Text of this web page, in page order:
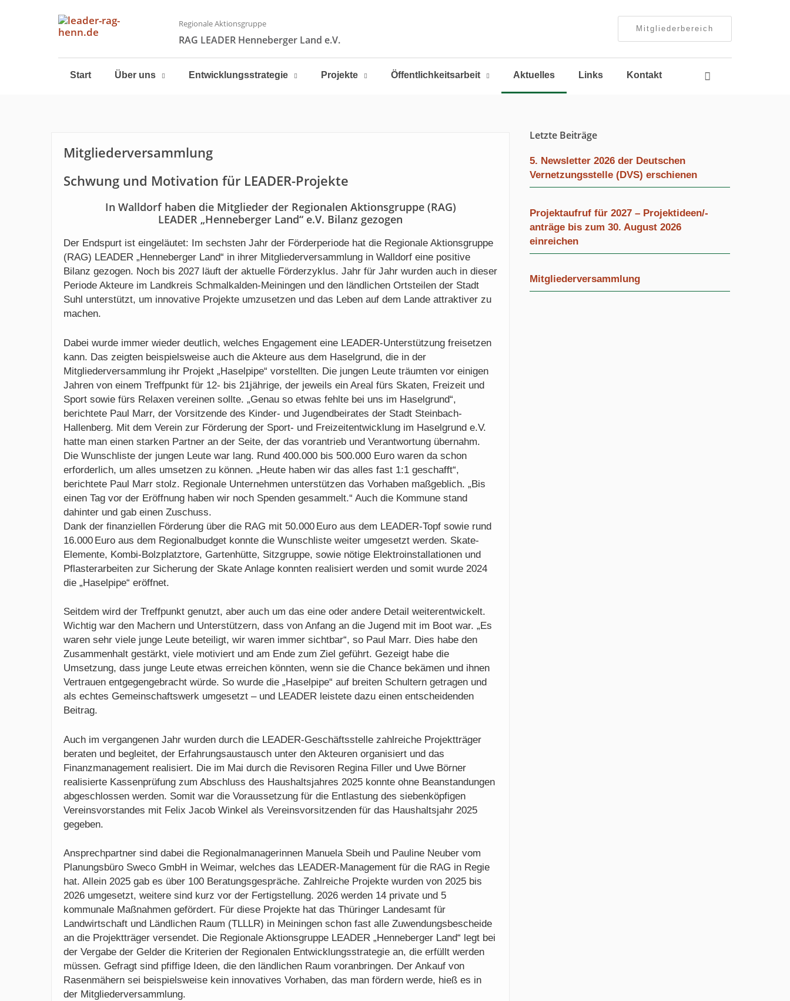
Regionale Aktionsgruppe
RAG LEADER Henneberger Land e.V.
Mitgliederbereich
überspringen
Start Über uns Entwicklungsstrategie Projekte Öffentlichkeitsarbeit Aktuelles Links Kontakt
Mitgliederversammlung
Schwung und Motivation für LEADER-Projekte
In Walldorf haben die Mitglieder der Regionalen Aktionsgruppe (RAG)
LEADER „Henneberger Land“ e.V. Bilanz gezogen
Der Endspurt ist eingeläutet: Im sechsten Jahr der Förderperiode hat die Regionale Aktionsgruppe
(RAG) LEADER „Henneberger Land“ in ihrer Mitgliederversammlung in Walldorf eine positive
Bilanz gezogen. Noch bis 2027 läuft der aktuelle Förderzyklus. Jahr für Jahr wurden auch in dieser
Periode Akteure im Landkreis Schmalkalden-Meiningen und den ländlichen Ortsteilen der Stadt
Suhl unterstützt, um innovative Projekte umzusetzen und das Leben auf dem Lande attraktiver zu
machen.
Dabei wurde immer wieder deutlich, welches Engagement eine LEADER-Unterstützung freisetzen
kann. Das zeigten beispielsweise auch die Akteure aus dem Haselgrund, die in der
Mitgliederversammlung ihr Projekt „Haselpipe“ vorstellten. Die jungen Leute träumten vor einigen
Jahren von einem Treffpunkt für 12- bis 21jährige, der jeweils ein Areal fürs Skaten, Freizeit und
Sport sowie fürs Relaxen vereinen sollte. „Genau so etwas fehlte bei uns im Haselgrund“,
berichtete Paul Marr, der Vorsitzende des Kinder- und Jugendbeirates der Stadt Steinbach-
Hallenberg. Mit dem Verein zur Förderung der Sport- und Freizeitentwicklung im Haselgrund e.V.
hatte man einen starken Partner an der Seite, der das vorantrieb und Verantwortung übernahm.
Die Wunschliste der jungen Leute war lang. Rund 400.000 bis 500.000 Euro waren da schon
erforderlich, um alles umsetzen zu können. „Heute haben wir das alles fast 1:1 geschafft“,
berichtete Paul Marr stolz. Regionale Unternehmen unterstützen das Vorhaben maßgeblich. „Bis
einen Tag vor der Eröffnung haben wir noch Spenden gesammelt.“ Auch die Kommune stand
dahinter und gab einen Zuschuss.
Dank der finanziellen Förderung über die RAG mit 50.000 Euro aus dem LEADER‑Topf sowie rund
16.000 Euro aus dem Regionalbudget konnte die Wunschliste weiter umgesetzt werden. Skate-
Elemente, Kombi-Bolzplatztore, Gartenhütte, Sitzgruppe, sowie nötige Elektroinstallationen und
Pflasterarbeiten zur Sicherung der Skate Anlage konnten realisiert werden und somit wurde 2024
die „Haselpipe“ eröffnet.
Seitdem wird der Treffpunkt genutzt, aber auch um das eine oder andere Detail weiterentwickelt.
Wichtig war den Machern und Unterstützern, dass von Anfang an die Jugend mit im Boot war. „Es
waren sehr viele junge Leute beteiligt, wir waren immer sichtbar“, so Paul Marr. Dies habe den
Zusammenhalt gestärkt, viele motiviert und am Ende zum Ziel geführt. Gezeigt habe die
Umsetzung, dass junge Leute etwas erreichen könnten, wenn sie die Chance bekämen und ihnen
Vertrauen entgegengebracht würde. So wurde die „Haselpipe“ auf breiten Schultern getragen und
als echtes Gemeinschaftswerk umgesetzt – und LEADER leistete dazu einen entscheidenden
Beitrag.
Auch im vergangenen Jahr wurden durch die LEADER-Geschäftsstelle zahlreiche Projektträger
beraten und begleitet, der Erfahrungsaustausch unter den Akteuren organisiert und das
Finanzmanagement realisiert. Die im Mai durch die Revisoren Regina Filler und Uwe Börner
realisierte Kassenprüfung zum Abschluss des Haushaltsjahres 2025 konnte ohne Beanstandungen
abgeschlossen werden. Somit war die Voraussetzung für die Entlastung des siebenköpfigen
Vereinsvorstandes mit Felix Jacob Winkel als Vereinsvorsitzenden für das Haushaltsjahr 2025
gegeben.
Ansprechpartner sind dabei die Regionalmanagerinnen Manuela Sbeih und Pauline Neuber vom
Planungsbüro Sweco GmbH in Weimar, welches das LEADER-Management für die RAG in Regie
hat. Allein 2025 gab es über 100 Beratungsgespräche. Zahlreiche Projekte wurden von 2025 bis
2026 umgesetzt, weitere sind kurz vor der Fertigstellung. 2026 werden 14 private und 5
kommunale Maßnahmen gefördert. Für diese Projekte hat das Thüringer Landesamt für
Landwirtschaft und Ländlichen Raum (TLLLR) in Meiningen schon fast alle Zuwendungsbescheide
an die Projektträger versendet. Die Regionale Aktionsgruppe LEADER „Henneberger Land“ legt bei
der Vergabe der Gelder die Kriterien der Regionalen Entwicklungsstrategie an, die erfüllt werden
müssen. Gefragt sind pfiffige Ideen, die den ländlichen Raum voranbringen. Der Ankauf von
Rasenmähern sei beispielsweise kein innovatives Vorhaben, das man fördern werde, hieß es in
der Mitgliederversammlung.
Letzte Beiträge
5. Newsletter 2026 der Deutschen
Vernetzungsstelle (DVS) erschienen
Projektaufruf für 2027 – Projektideen/-
anträge bis zum 30. August 2026
einreichen
Mitgliederversammlung